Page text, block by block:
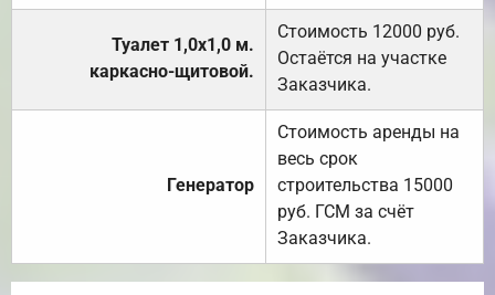
Туалет 1,0х1,0 м.
каркасно-щитовой.
Стоимость 12000 руб.
Остаётся на участке
Заказчика.
Генератор
Стоимость аренды на
весь срок
строительства 15000
руб. ГСМ за счёт
Заказчика.